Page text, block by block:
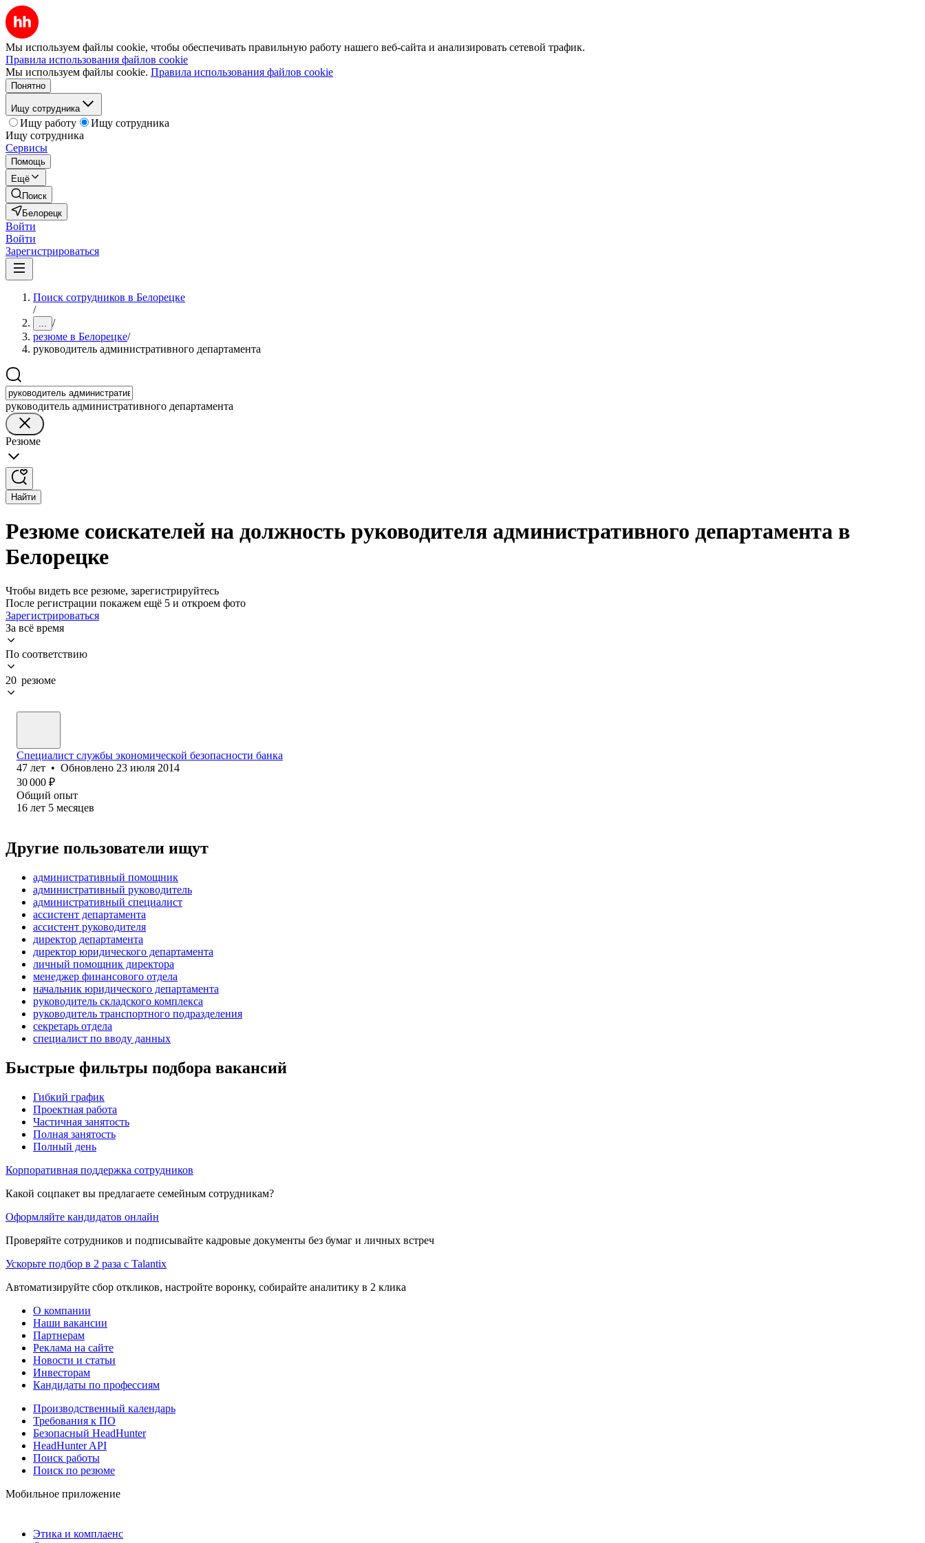
Мы используем файлы cookie, чтобы обеспечивать правильную работу нашего веб-сайта и анализировать сетевой трафик.
Правила использования файлов cookie
Мы используем файлы cookie. Правила использования файлов cookie
Понятно
Ищу сотрудника
Ищу работу
Ищу сотрудника
Ищу сотрудника
Сервисы
Помощь
Ещё
Поиск
Белорецк
Войти
Войти
Зарегистрироваться
Поиск сотрудников в Белорецке
/
... /
резюме в Белорецке/
руководитель административного департамента
руководитель административного департамента
Резюме
Найти
Резюме соискателей на должность руководителя административного департамента в
Белорецке
Чтобы видеть все резюме, зарегистрируйтесь
После регистрации покажем ещё 5 и откроем фото
Зарегистрироваться
За всё время
По соответствию
20 резюме
Специалист службы экономической безопасности банка
47 лет • Обновлено 23 июля 2014
30 000 ₽
Общий опыт
16 лет 5 месяцев
Другие пользователи ищут
административный помощник
административный руководитель
административный специалист
ассистент департамента
ассистент руководителя
директор департамента
директор юридического департамента
личный помощник директора
менеджер финансового отдела
начальник юридического департамента
руководитель складского комплекса
руководитель транспортного подразделения
секретарь отдела
специалист по вводу данных
Быстрые фильтры подбора вакансий
Гибкий график
Проектная работа
Частичная занятость
Полная занятость
Полный день
Корпоративная поддержка сотрудников
Какой соцпакет вы предлагаете семейным сотрудникам?
Оформляйте кандидатов онлайн
Проверяйте сотрудников и подписывайте кадровые документы без бумаг и личных встреч
Ускорьте подбор в 2 раза с Talantix
Автоматизируйте сбор откликов, настройте воронку, собирайте аналитику в 2 клика
О компании
Наши вакансии
Партнерам
Реклама на сайте
Новости и статьи
Инвесторам
Кандидаты по профессиям
Производственный календарь
Требования к ПО
Безопасный HeadHunter
HeadHunter API
Поиск работы
Поиск по резюме
Мобильное приложение
Этика и комплаенс